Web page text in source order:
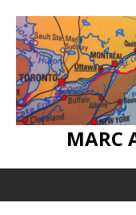
MARC